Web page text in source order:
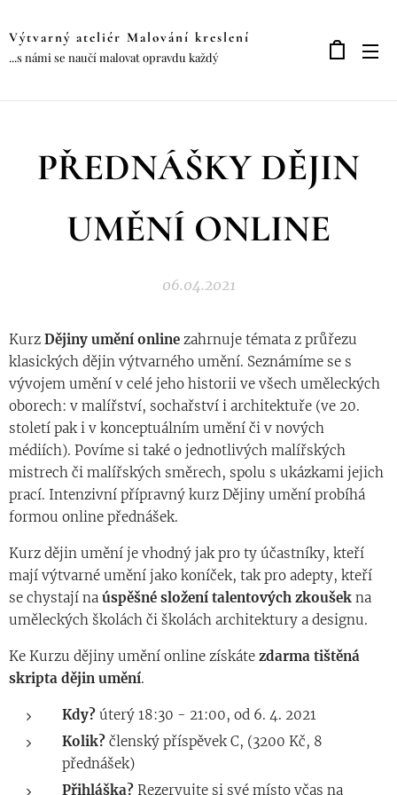
Výtvarný ateliér Malování kreslení
...s námi se naučí malovat opravdu každý
PŘEDNÁŠKY DĚJIN
UMĚNÍ ONLINE
06.04.2021
Kurz Dějiny umění online zahrnuje témata z průřezu
klasických dějin výtvarného umění. Seznámíme se s
vývojem umění v celé jeho historii ve všech uměleckých
oborech: v malířství, sochařství i architektuře (ve 20.
století pak i v konceptuálním umění či v nových
médiích). Povíme si také o jednotlivých malířských
mistrech či malířských směrech, spolu s ukázkami jejich
prací. Intenzivní přípravný kurz Dějiny umění probíhá
formou online přednášek.
Kurz dějin umění je vhodný jak pro ty účastníky, kteří
mají výtvarné umění jako koníček, tak pro adepty, kteří
se chystají na úspěšné složení talentových zkoušek na
uměleckých školách či školách architektury a designu.
Ke Kurzu dějiny umění online získáte zdarma tištěná
skripta dějin umění.
Kdy? úterý 18:30 - 21:00, od 6. 4. 2021
Kolik? členský příspěvek C, (3200 Kč, 8
přednášek)
Přihláška? Rezervujte si své místo včas na